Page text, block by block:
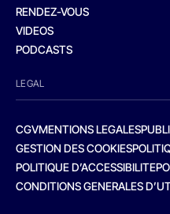
RENDEZ-VOUS
VIDEOS
PODCASTS
LEGAL
CGVMENTIONS LEGALES
GESTION DES COOKIES
POLITIQUE D’ACCESSIBILITE
CONDITIONS GENERALES